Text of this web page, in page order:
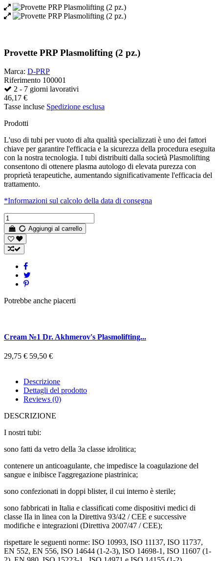
Provette PRP Plasmolifting (2 pz.)
Marca: D-PRP
Riferimento 100001
2 - 7 giorni lavorativi
46,17 €
Tasse incluse Spedizione esclusa
Prodotti
L'uso di tubi per vuoto di alta qualità specializzati è uno dei fattori
chiave per garantire l'efficacia e la sicurezza della procedura eseguita
con la nostra tecnologia. I tubi distribuiti dalla società Plasmolifting
consentono di ottenere plasma autologo di elevata purezza con
proprietà terapeutiche, aumentando significativamente l'efficacia del
trattamento.
*Informazioni sul calcolo della data di consegna
Aggiungi al carrello
Potrebbe anche piacerti
Cream №1 Dr. Akhmerov's Plasmolifting...
29,75 € 59,50 €
Descrizione
Dettagli del prodotto
Reviews (0)
DESCRIZIONE
I nostri tubi:
sono fatti da vetro della 3a classe idrolitica;
contenere un anticoagulante, che impedisce la coagulazione del
sangue e inibisce l'aggregazione piastrinica;
sono confezionati in doppi blister, il cui interno è sterile;
sono fabbricati in Italia e classificati come dispositivi medici di
classe IIa in linea con la Direttiva 93/42 / CEE e successive
modifiche e integrazioni (Direttiva 2007/47 / CEE);
rispettare le seguenti norme: ISO 10993, ISO 11137, ISO 11737,
EN 552, EN 556, ISO 14644 (1-2-3), ISO 14698-1, ISO 11607 (1-